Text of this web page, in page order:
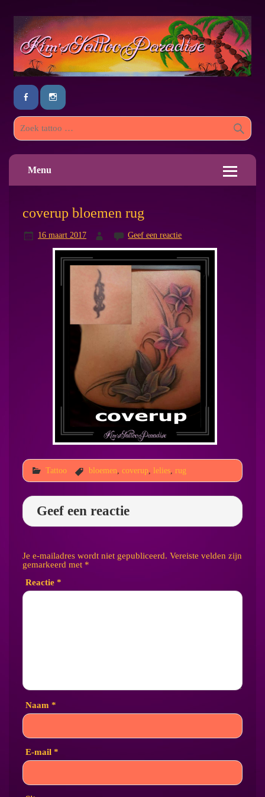
Menu
coverup bloemen rug
16 maart 2017 Geef een reactie
Tattoo bloemen coverup, lelies, rug
Geef een reactie
Je e-mailadres wordt niet gepubliceerd. Vereiste velden zijn
gemarkeerd met *
Reactie *
Naam *
E-mail *